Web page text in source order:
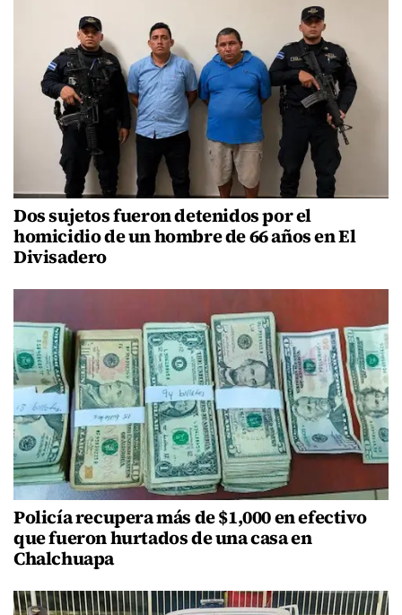
Dos sujetos fueron detenidos por el
homicidio de un hombre de 66 años en El
Divisadero
Policía recupera más de $1,000 en efectivo
que fueron hurtados de una casa en
Chalchuapa